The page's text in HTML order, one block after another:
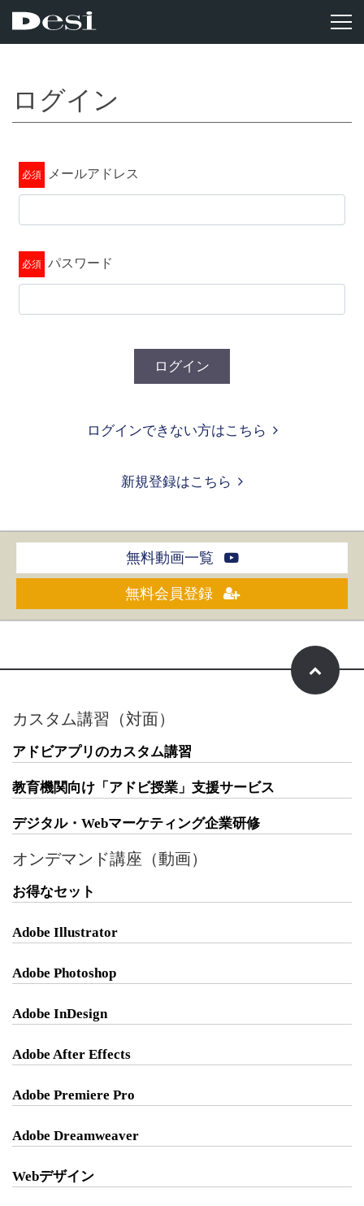
ログイン
メールアドレス
パスワード
ログイン
ログインできない方はこちら
新規登録はこちら
無料動画一覧
無料会員登録
カスタム講習（対面）
アドビアプリのカスタム講習
教育機関向け「アドビ授業」支援サービス
デジタル・Webマーケティング企業研修
オンデマンド講座（動画）
お得なセット
Adobe Illustrator
Adobe Photoshop
Adobe InDesign
Adobe After Effects
Adobe Premiere Pro
Adobe Dreamweaver
Webデザイン